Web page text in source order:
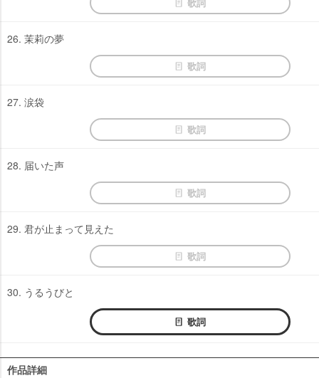
歌詞
26. 茉莉の夢
歌詞
27. 涙袋
歌詞
28. 届いた声
歌詞
29. 君が止まって見えた
歌詞
30. うるうびと
歌詞
作品詳細